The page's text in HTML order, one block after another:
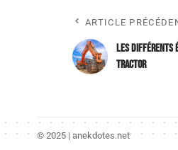
ARTICLE
Les différents
Tractor
© 2025 | anekdotes.net